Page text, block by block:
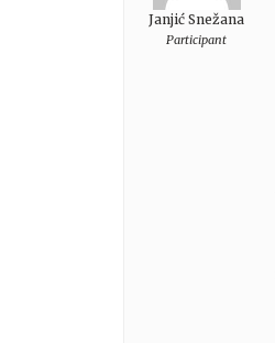
Janjić Snežana
Participant